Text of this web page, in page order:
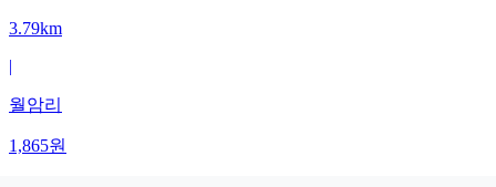
3.79km
|
월암리
1,865원